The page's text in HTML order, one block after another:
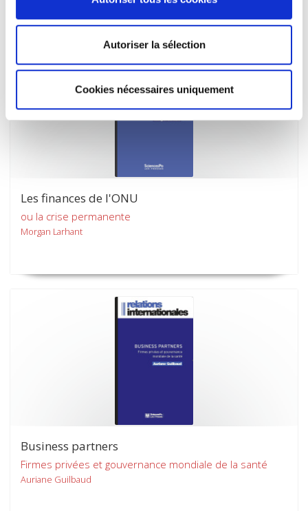
Autoriser la sélection
Cookies nécessaires uniquement
Les finances de l'ONU
ou la crise permanente
Morgan Larhant
Business partners
Firmes privées et gouvernance mondiale de la santé
Auriane Guilbaud